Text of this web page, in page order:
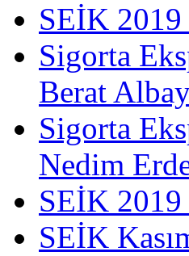
SEİK 2019
Sigorta
Berat
Sigorta
Nedim
SEİK 2019
SEİK